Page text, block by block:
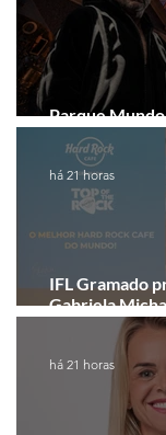
Parque Mundo
recebe
IFL Gramado
Gabriela
Rock Cafe
há 21 horas
há 21 horas